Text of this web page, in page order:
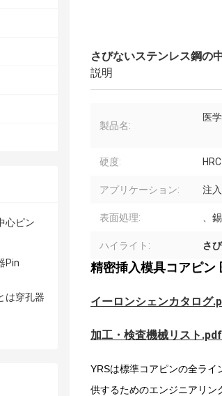
心ピン
Pin
は穿孔器
さびないステンレス鋼の
説明
製品名:
医
硬度:
アプリケーション: 注
表面処理: 、
ハイライト: さ
精密挿入模具コアピン
イーロンシェンカタログ
加工・検査機械リスト.pdf
YRSは標準コアピンの全ラ
供するためのエンジニアリン